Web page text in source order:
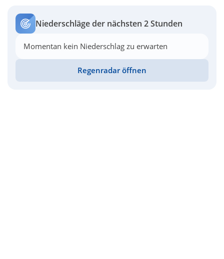
Niederschläge der nächsten 2 Stunden
Momentan kein Niederschlag zu erwarten
Regenradar öffnen